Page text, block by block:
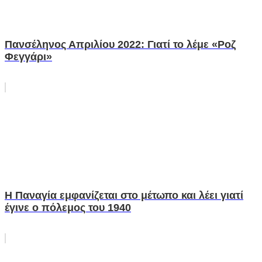
Πανσέληνος Απριλίου 2022: Γιατί το λέμε «Ροζ
Φεγγάρι»
Η Παναγία εμφανίζεται στο μέτωπο και λέει γιατί
έγινε ο πόλεμος του 1940